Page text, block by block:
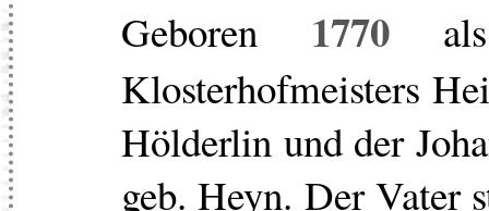
Geboren 1770
Klosterhofmeisters
Hölderlin und der
geb. Heyn. Der Vater